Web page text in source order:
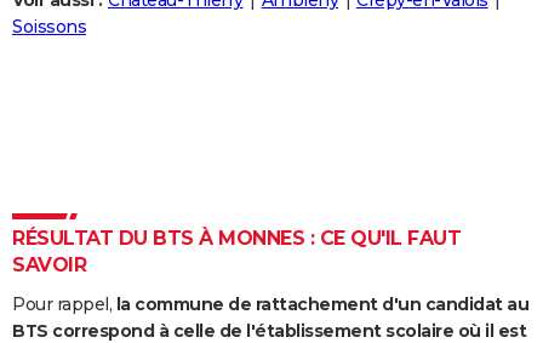
Destinations
City break
Voyage nature
Voyage de noces
Forum
Climat
+
PHOTO
Carte de Noël
Carte Bonne année
Carte Saint-Valentin
Carte Pâques
Carte d'anniversaire
DICTIONNAIRE
Dictionnaire
Biographies
Citations
Expressions
Proverbes
PROGRAMME TV
COPAINS D'AVANT
Soissons
RÉSULTAT DU BTS À MONNES : CE QU'IL FAUT
SAVOIR
Pour rappel, la commune de rattachement d'un candidat au
BTS correspond à celle de l'établissement scolaire où il est